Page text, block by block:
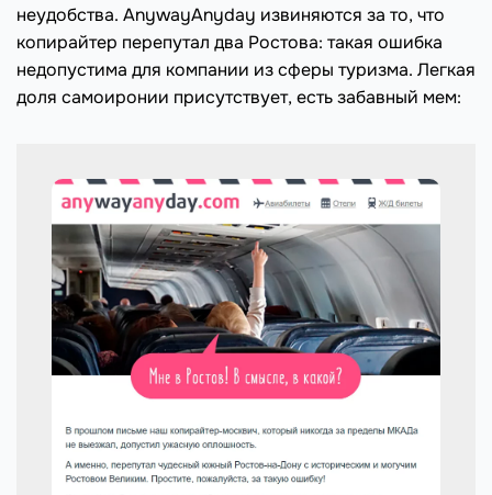
неудобства. AnywayAnyday извиняются за то, что
копирайтер перепутал два Ростова: такая ошибка
недопустима для компании из сферы туризма. Легкая
доля самоиронии присутствует, есть забавный мем: